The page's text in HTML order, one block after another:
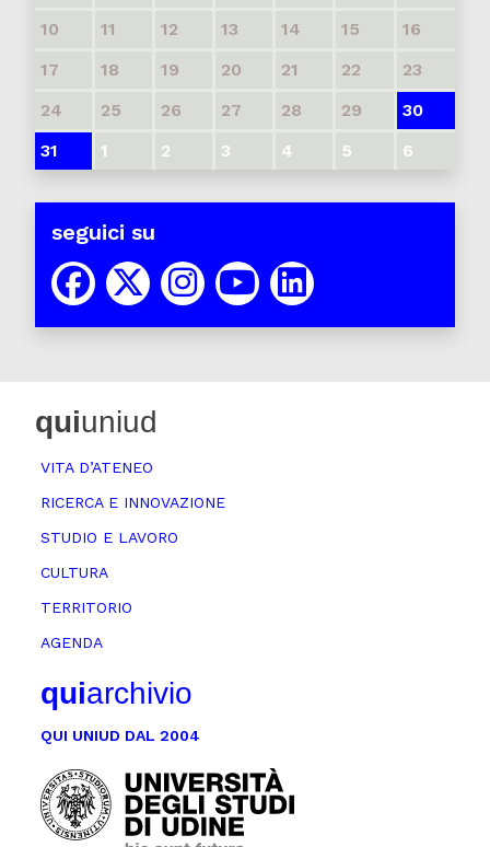
10
11 12 13 14 15
16
17
18 19 20 21 22
23
24
25 26 27 28 29
30
31
1 2 3 4 5 6
seguici su
quiuniud
VITA D’ATENEO
RICERCA E INNOVAZIONE
STUDIO E LAVORO
CULTURA
TERRITORIO
AGENDA
quiarchivio
QUI UNIUD DAL 2004